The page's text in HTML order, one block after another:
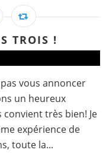
TROIS !
vous annoncer
un heureux
très bien! Je
expérience de
toute la...